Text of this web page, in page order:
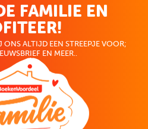
FAMILIE EN
ONS ALTIJD EEN STREEPJE VOOR;
EN MEER..